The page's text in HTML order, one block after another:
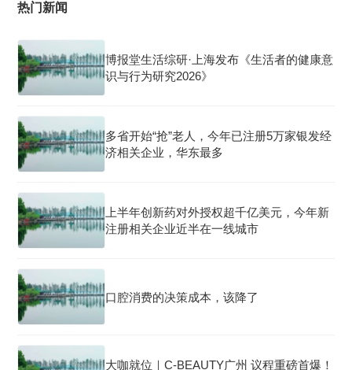
热门新闻
博报堂生活综研·上海发布《生活者的健康意
识与行为研究2026》
多省开始“抢”老人，今年已注册5万家银发经
济相关企业，华东最多
上半年创新药对外授权超千亿美元，今年新
注册相关企业近半在一线城市
口腔消费的决策成本，该降了
大咖就位｜C-BEAUTY广州 议程重磅首爆！